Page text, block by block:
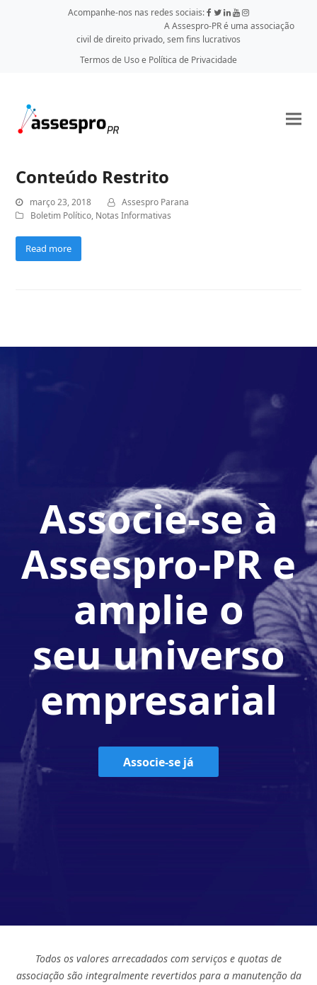
Acompanhe-nos nas redes sociais:
A Assespro-PR é uma associação
civil de direito privado, sem fins lucrativos
Termos de Uso e Política de Privacidade
Conteúdo Restrito
março 23, 2018
Assespro Parana
Boletim Político, Notas Informativas
Read more
Associe-se à
Assespro-PR e
amplie o
seu universo
empresarial
Associe-se já
Todos os valores arrecadados com serviços e quotas de
associação são integralmente revertidos para a manutenção da